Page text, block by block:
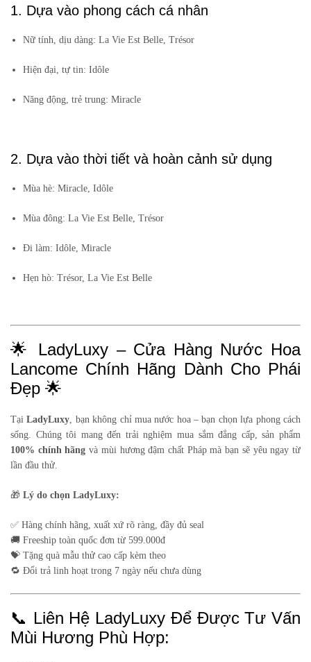
1. Dựa vào phong cách cá nhân
Nữ tính, dịu dàng: La Vie Est Belle, Trésor
Hiện đại, tự tin: Idôle
Năng động, trẻ trung: Miracle
2. Dựa vào thời tiết và hoàn cảnh sử dụng
Mùa hè: Miracle, Idôle
Mùa đông: La Vie Est Belle, Trésor
Đi làm: Idôle, Miracle
Hẹn hò: Trésor, La Vie Est Belle
🌟 LadyLuxy – Cửa Hàng Nước Hoa
Lancome Chính Hãng Dành Cho Phái
Đẹp 🌟
TạiLadyLuxy , bạn không chỉ mua nước hoa – bạn chọn lựa phong cách
sống. Chúng tôi mang đến trải nghiệm mua sắm đẳng cấp, sản phẩm
100% chính hãng và mùi hương đậm chất Pháp mà bạn sẽ yêu ngay từ
lần đầu thử.
🎁 Lý do chọn LadyLuxy:
✅ Hàng chính hãng, xuất xứ rõ ràng, đầy đủ seal
🚚 Freeship toàn quốc đơn từ 599.000đ
💝 Tặng quà mẫu thử cao cấp kèm theo
🔁 Đổi trả linh hoạt trong 7 ngày nếu chưa dùng
📞 Liên Hệ LadyLuxy Để Được Tư Vấn
Mùi Hương Phù Hợp: